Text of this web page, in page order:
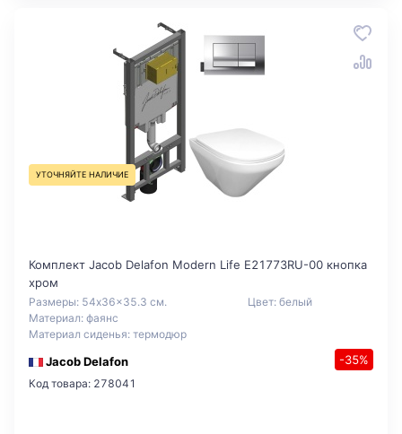
УТОЧНЯЙТЕ НАЛИЧИЕ
Комплект Jacob Delafon Modern Life E21773RU-00 кнопка
хром
Размеры: 54x36x35.3 см.
Материал: фаянс
Материал сиденья: термодюр
Цвет: белый
Jacob Delafon -35%
Код товара: 278041